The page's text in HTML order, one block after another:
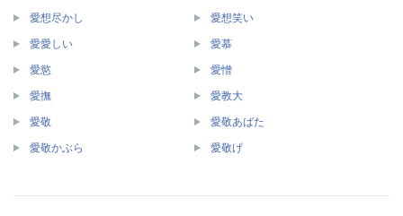
愛想尽かし 愛想笑い
愛愛しい 愛慕
愛慾 愛憎
愛撫 愛教大
愛敬 愛敬あばた
愛敬かぶら 愛敬げ